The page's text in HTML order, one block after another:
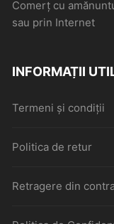
Comerţ cu
sau prin Internet
INFORMAȚII
Termeni și condiții
Politica de retur
Retragere din